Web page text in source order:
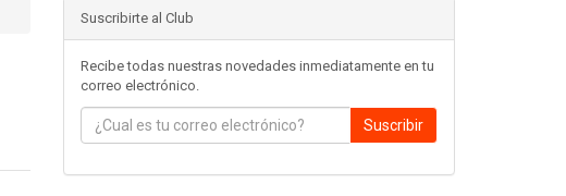
Suscribirte al Club
Recibe todas nuestras novedades inmediatamente en tu
correo electrónico.
Suscribir